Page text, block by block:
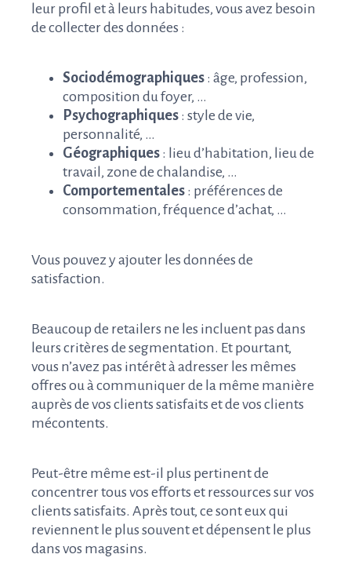
leur profil et à leurs habitudes, vous avez besoin
de collecter des données :
Sociodémographiques : âge, profession,
composition du foyer, …
Psychographiques : style de vie,
personnalité, …
Géographiques : lieu d’habitation, lieu de
travail, zone de chalandise, …
Comportementales : préférences de
consommation, fréquence d’achat, …
Vous pouvez y ajouter les données de
satisfaction.
Beaucoup de retailers ne les incluent pas dans
leurs critères de segmentation. Et pourtant,
vous n’avez pas intérêt à adresser les mêmes
offres ou à communiquer de la même manière
auprès de vos clients satisfaits et de vos clients
mécontents.
Peut-être même est-il plus pertinent de
concentrer tous vos efforts et ressources sur vos
clients satisfaits. Après tout, ce sont eux qui
reviennent le plus souvent et dépensent le plus
dans vos magasins.